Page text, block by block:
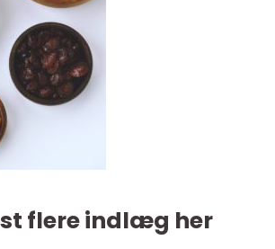
flere indlæg her